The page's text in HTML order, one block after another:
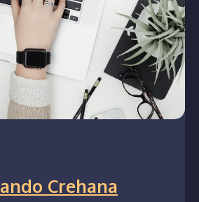
Crehana